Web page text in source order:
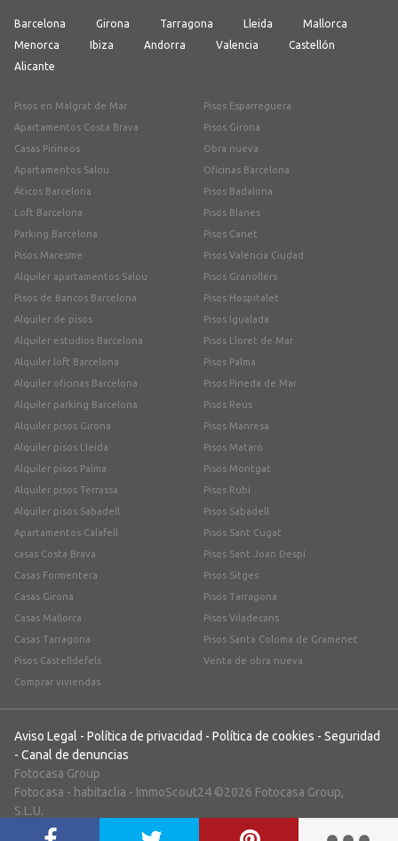
Barcelona Girona Tarragona Lleida
Mallorca
Menorca
Ibiza Andorra Valencia
Castellón
Alicante
Pisos en Malgrat de Mar
Apartamentos Costa Brava
Casas Pirineos
Apartamentos Salou
Áticos Barcelona
Loft Barcelona
Parking Barcelona
Pisos Maresme
Alquiler apartamentos Salou
Pisos de Bancos Barcelona
Alquiler de pisos
Alquiler estudios Barcelona
Alquiler loft Barcelona
Alquiler oficinas Barcelona
Alquiler parking Barcelona
Alquiler pisos Girona
Alquiler pisos Lleida
Alquiler pisos Palma
Alquiler pisos Terrassa
Alquiler pisos Sabadell
Apartamentos Calafell
casas Costa Brava
Casas Formentera
Casas Girona
Casas Mallorca
Casas Tarragona
Pisos Castelldefels
Comprar viviendas
Pisos Esparreguera
Pisos Girona
Obra nueva
Oficinas Barcelona
Pisos Badalona
Pisos Blanes
Pisos Canet
Pisos Valencia Ciudad
Pisos Granollers
Pisos Hospitalet
Pisos Igualada
Pisos Lloret de Mar
Pisos Palma
Pisos Pineda de Mar
Pisos Reus
Pisos Manresa
Pisos Mataró
Pisos Montgat
Pisos Rubí
Pisos Sabadell
Pisos Sant Cugat
Pisos Sant Joan Despí
Pisos Sitges
Pisos Tarragona
Pisos Viladecans
Pisos Santa Coloma de Gramenet
Venta de obra nueva
Aviso Legal - Política de privacidad - Política de cookies - Seguridad
- Canal de denuncias
Fotocasa Group
Fotocasa - habitaclia - ImmoScout24 ©2026 Fotocasa Group,
S.L.U.